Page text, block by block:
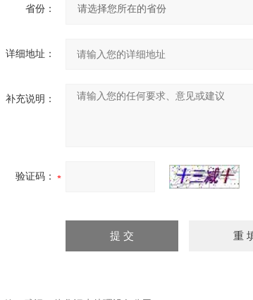
省份：
详细地址：
补充说明：
验证码：